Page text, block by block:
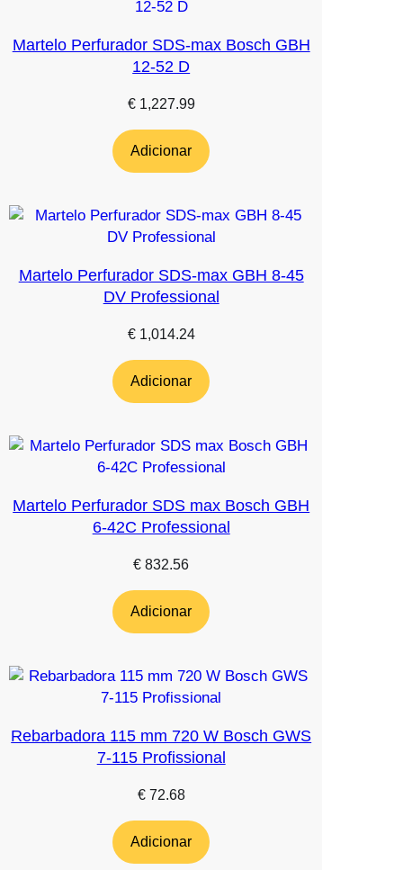
Martelo Perfurador SDS-max Bosch GBH
12-52 D
€1,227.99
Adicionar
Martelo Perfurador SDS-max GBH 8-45
DV Professional
€1,014.24
Adicionar
Martelo Perfurador SDS max Bosch GBH
6-42C Professional
€ 832.56
Adicionar
Rebarbadora 115 mm 720 W Bosch GWS
7-115 Profissional
€72.68
Adicionar